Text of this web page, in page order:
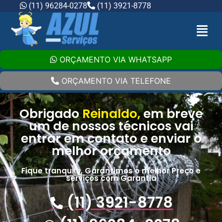
(11) 96284-0278 (11) 3921-8778
ORÇAMENTO VIA WHATSAPP
ORÇAMENTO VIA TELEFONE
ObrigadoReinaldo,em breve
um de nossos técnicos vai
entrar em contato e enviar o
melhor orçamento
Fique tranquilo, Garantimos o melhor Preço e
serviços com Garantia
(11) 3921-8778